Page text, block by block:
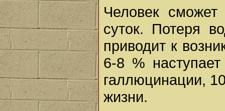
Человек сможет
суток. Потеря
приводит к
6-8 %
галлюцинации,
жизни.